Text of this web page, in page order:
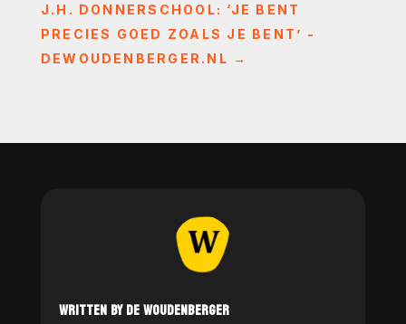
J.H. DONNERSCHOOL: ‘JE BENT
PRECIES GOED ZOALS JE BENT’ -
DEWOUDENBERGER.NL →
WRITTEN BY DE WOUDENBERGER